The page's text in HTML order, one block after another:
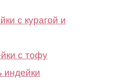
с курагой и
с тофу
индейки